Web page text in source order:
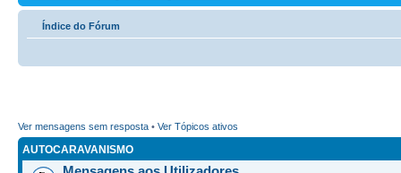
Índice do Fórum
Ver mensagens sem resposta • Ver Tópicos ativos
AUTOCARAVANISMO